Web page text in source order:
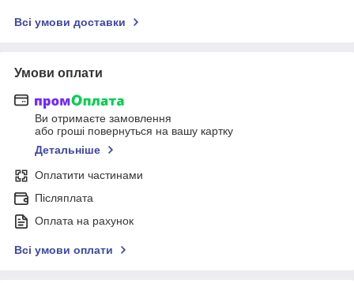
Всі умови доставки
Умови оплати
Ви отримаєте замовлення
або гроші повернуться на вашу картку
Детальніше
Оплатити частинами
Післяплата
Оплата на рахунок
Всі умови оплати